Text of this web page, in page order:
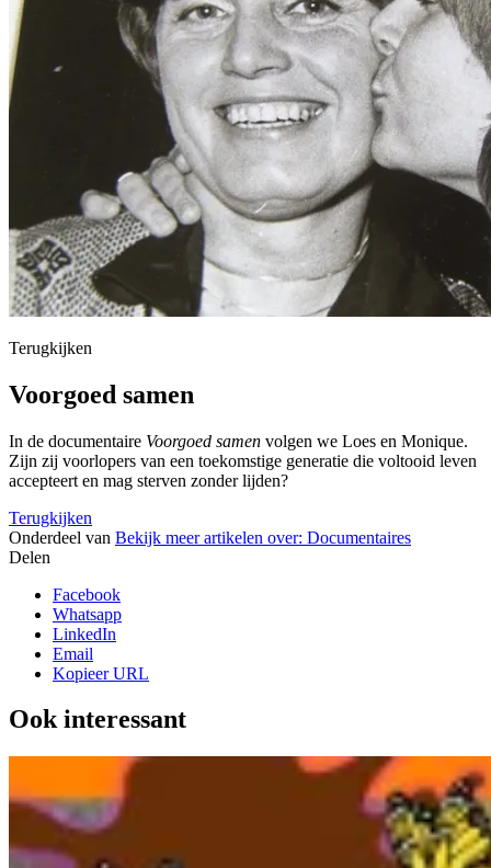
Terugkijken
Voorgoed samen
In de documentaire Voorgoed samen volgen we Loes en Monique.
Zijn zij voorlopers van een toekomstige generatie die voltooid leven
accepteert en mag sterven zonder lijden?
Terugkijken
Onderdeel van Bekijk meer artikelen over: Documentaires
Delen
Facebook
Whatsapp
LinkedIn
Email
Kopieer URL
Ook interessant